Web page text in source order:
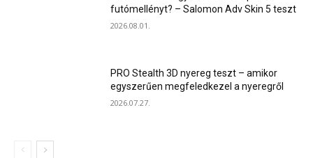
futómellényt? – Salomon Adv Skin 5 teszt
2026.08.01.
PRO Stealth 3D nyereg teszt – amikor
egyszerűen megfeledkezel a nyeregről
2026.07.27.